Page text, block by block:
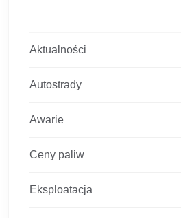
Aktualności
Autostrady
Awarie
Ceny paliw
Eksploatacja